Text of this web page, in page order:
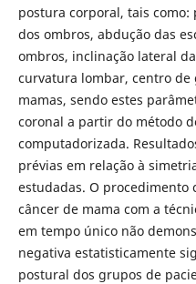
postura corporal, tais
dos ombros, abdução das
ombros, inclinação lateral
curvatura lombar, centro de
mamas, sendo estes
coronal a partir do método
computadorizada.
prévias em relação à
estudadas. O
câncer de mama com a
em tempo único não
negativa estatisticamente
postural dos grupos de